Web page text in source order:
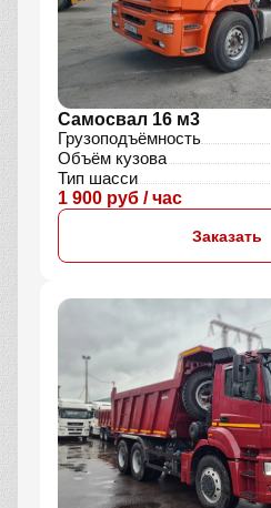
Самосвал 16 м3
Грузоподъёмность
Объём кузова
Тип шасси
1 900 руб / час
Заказать